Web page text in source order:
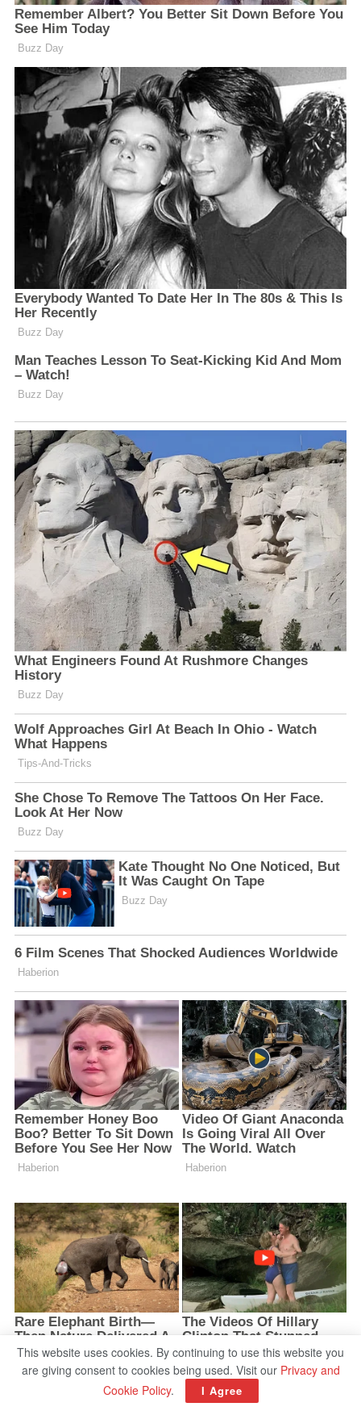
This website uses cookies. By continuing to use this website you
are giving consent to cookies being used. Visit our Privacy and
Cookie Policy. I Agree